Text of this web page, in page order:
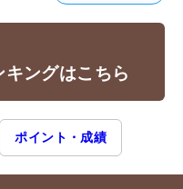
ングはこちら
ポイント・成績